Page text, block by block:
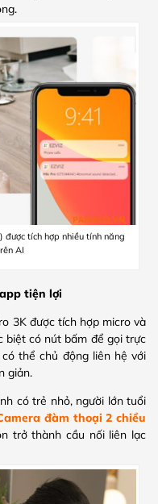
tích hợp nhiều tính năng
AI
tiện lợi
3K được tích hợp micro và
biệt có nút bấm để gọi trực
thể chủ động liên hệ với
giản.
có trẻ nhỏ, người lớn tuổi
đàm thoại 2 chiều
trở thành cầu nối liên lạc